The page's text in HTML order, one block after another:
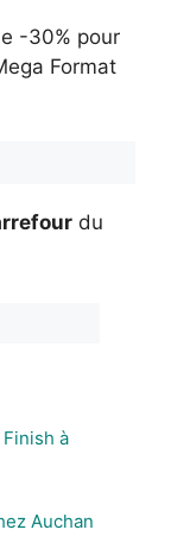
-30% pour
Format
du
à
Auchan